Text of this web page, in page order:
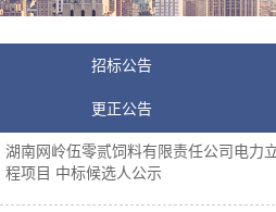
招标公告
更正公告
湖南网岭伍零贰饲料有限责任公司电力
程项目 中标候选人公示